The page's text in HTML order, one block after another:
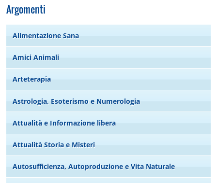
Argomenti
Alimentazione Sana
Amici Animali
Arteterapia
Astrologia, Esoterismo e Numerologia
Attualità e Informazione libera
Attualità Storia e Misteri
Autosufficienza, Autoproduzione e Vita Naturale